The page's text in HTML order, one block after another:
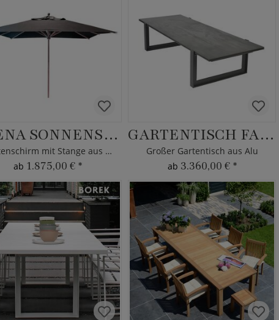
ELENA SONNENSCHIRM
Gartenschirm mit Stange aus Teakholz
ab 1.875,00 € *
GARTENTISCH FARO
Großer Gartentisch aus Alu
ab 3.360,00 € *